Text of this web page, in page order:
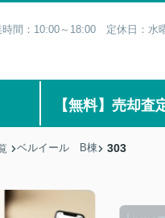
時間：10:00～18:00 定休日：水
【無料】売却査
ベルイール B棟 303